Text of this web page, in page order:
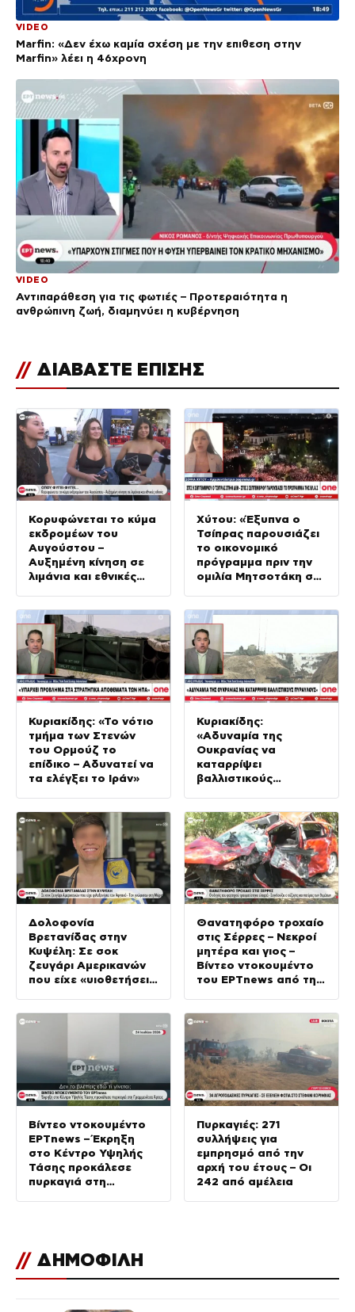
VIDEO
Marfin: «Δεν έχω καμία σχέση με την επιθεση στην
Marfin» λέει η 46χρονη
VIDEO
Αντιπαράθεση για τις φωτιές – Προτεραιότητα η
ανθρώπινη ζωή, διαμηνύει η κυβέρνηση
// ΔΙΑΒΑΣΤΕ ΕΠΙΣΗΣ
Κορυφώνεται το κύμα
εκδρομέων του
Αυγούστου –
Αυξημένη κίνηση σε
λιμάνια και εθνικές
Xύτου: «Έξυπνα ο
Τσίπρας παρουσιάζει
το οικονομικό
πρόγραμμα πριν την
ομιλία Μητσοτάκη στη
Κυριακίδης: «Το νότιο
τμήμα των Στενών
του Ορμούζ το
επίδικο – Αδυνατεί να
τα ελέγξει το Ιράν»
Κυριακίδης:
«Αδυναμία της
Ουκρανίας να
καταρρίψει
βαλλιστικούς
Δολοφονία
Βρετανίδας στην
Κυψέλη: Σε σοκ
ζευγάρι Αμερικανών
που είχε «υιοθετήσει»
Θανατηφόρο τροχαίο
στις Σέρρες – Νεκροί
μητέρα και γιος –
Βίντεο ντοκουμέντο
του ΕΡΤnews από τη
Βίντεο ντοκουμέντο
ΕΡΤnews – Έκρηξη
στο Κέντρο Υψηλής
Τάσης προκάλεσε
πυρκαγιά στη
Πυρκαγιές: 271
συλλήψεις για
εμπρησμό από την
αρχή του έτους – Οι
242 από αμέλεια
// ΔΗΜΟΦΙΛΗ